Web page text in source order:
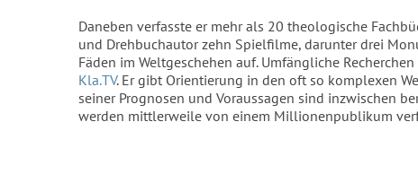
Daneben verfasste er mehr als 20 theologische
und Drehbuchautor zehn Spielfilme, darunter drei
Fäden im Weltgeschehen auf. Umfängliche
Kla.TV. Er gibt Orientierung in den oft so komplexen
seiner Prognosen und Voraussagen sind inzwischen
werden mittlerweile von einem Millionenpublikum